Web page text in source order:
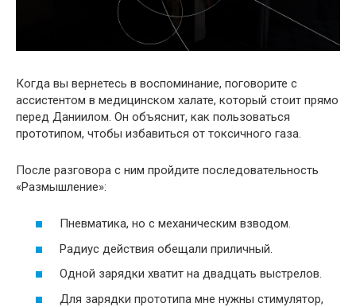
Когда вы вернетесь в воспоминание, поговорите с
ассистентом в медицинском халате, который стоит прямо
перед Даниилом. Он объяснит, как пользоваться
прототипом, чтобы избавиться от токсичного газа.
После разговора с ним пройдите последовательность
«Размышление»:
Пневматика, но с механическим взводом.
Радиус действия обещали приличный.
Одной зарядки хватит на двадцать выстрелов.
Для зарядки прототипа мне нужны стимулятор,